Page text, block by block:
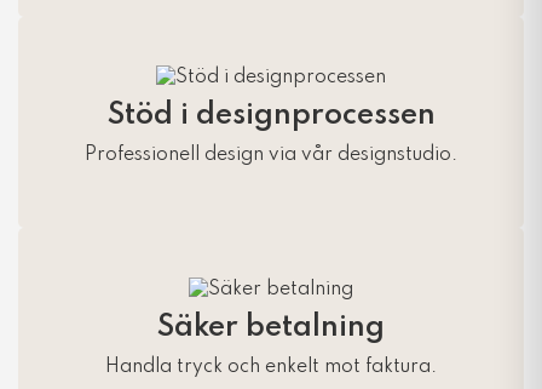
Stöd i designprocessen
Professionell design via vår designstudio.
Säker betalning
Handla tryck och enkelt mot faktura.